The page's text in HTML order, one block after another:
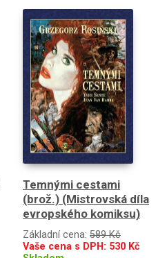
Temnými cestami
(brož.) (Mistrovská díla
evropského komiksu)
Základní cena: 589 Kč
Vaše cena s DPH: 530 Kč